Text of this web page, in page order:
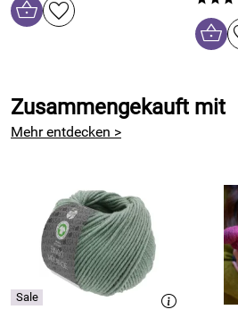
Hersteller: Fluse und Fussel,
Zusammengekauft mit
Mehr entdecken >